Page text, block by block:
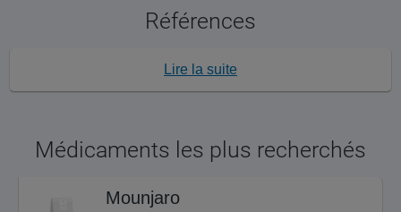
Références
Lire la suite
Médicaments les plus recherchés
Mounjaro